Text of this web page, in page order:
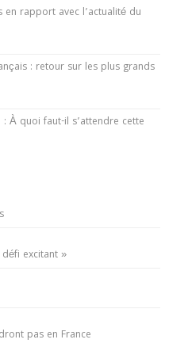
en rapport avec l’actualité du
: retour sur les plus grands
À quoi faut-il s’attendre cette
excitant »
pas en France